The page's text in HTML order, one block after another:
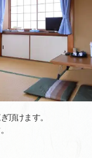
頂けます。